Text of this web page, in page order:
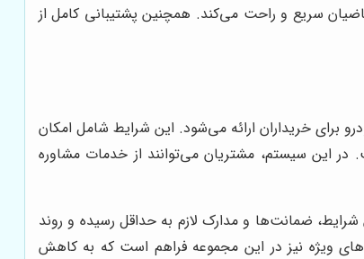
سریع و راحت می‌کند. همچنین پشتیبانی کامل از
برای خریداران ارائه می‌شود. این شرایط شامل امکان
این سیستم، مشتریان می‌توانند از خدمات مشاوره
ضمانت‌ها و مدارک لازم به حداقل رسیده و روند
ویژه نیز در این مجموعه فراهم است که به کاهش